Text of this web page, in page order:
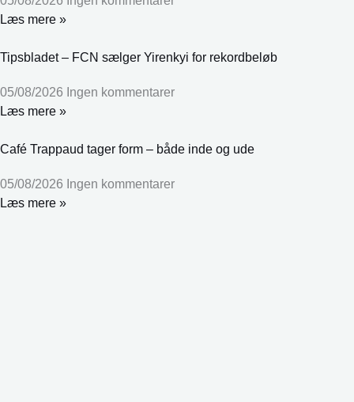
Læs mere »
Tipsbladet – FCN sælger Yirenkyi for rekordbeløb
05/08/2026 Ingen kommentarer
Læs mere »
Café Trappaud tager form – både inde og ude
05/08/2026 Ingen kommentarer
Læs mere »